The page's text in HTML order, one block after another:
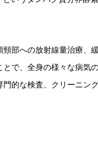
部への放射線量治療、
で、全身の様々な病気
的な検査、クリーニン